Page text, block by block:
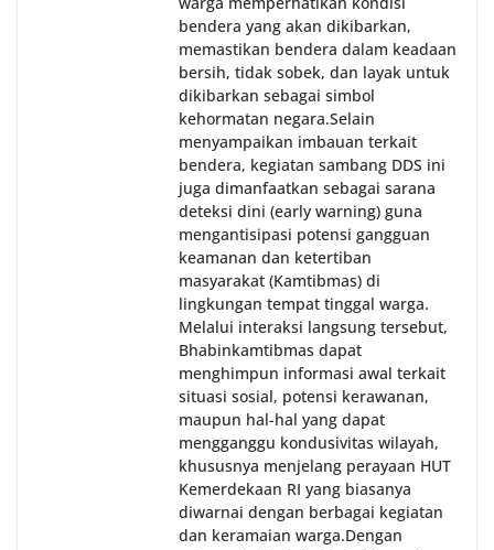
bendera yang akan dikibarkan,
memastikan bendera dalam keadaan
bersih, tidak sobek, dan layak untuk
dikibarkan sebagai simbol
kehormatan negara.‎‎‎Selain
menyampaikan imbauan terkait
bendera, kegiatan sambang DDS ini
juga dimanfaatkan sebagai sarana
deteksi dini (early warning) guna
mengantisipasi potensi gangguan
keamanan dan ketertiban
masyarakat (Kamtibmas) di
lingkungan tempat tinggal warga.
Melalui interaksi langsung tersebut,
Bhabinkamtibmas dapat
menghimpun informasi awal terkait
situasi sosial, potensi kerawanan,
maupun hal-hal yang dapat
mengganggu kondusivitas wilayah,
khususnya menjelang perayaan HUT
Kemerdekaan RI yang biasanya
diwarnai dengan berbagai kegiatan
dan keramaian warga.‎‎Dengan